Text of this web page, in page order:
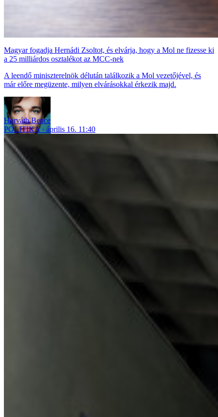
Magyar fogadja Hernádi Zsoltot, és elvárja, hogy a Mol ne fizesse ki
a 25 milliárdos osztalékot az MCC-nek
A leendő miniszterelnök délután találkozik a Mol vezetőjével, és
már előre megüzente, milyen elvárásokkal érkezik majd.
Horváth Bence
POLITIKA
április 16. 11:40